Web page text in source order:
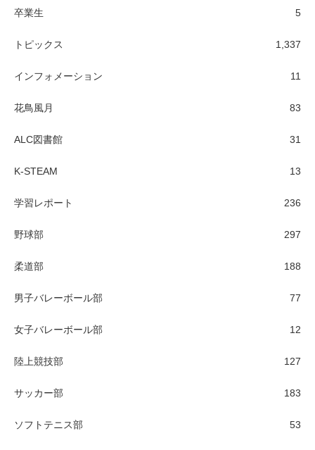
卒業生 5
トピックス 1,337
インフォメーション 11
花鳥風月 83
ALC図書館 31
K-STEAM 13
学習レポート 236
野球部 297
柔道部 188
男子バレーボール部 77
女子バレーボール部 12
陸上競技部 127
サッカー部 183
ソフトテニス部 53